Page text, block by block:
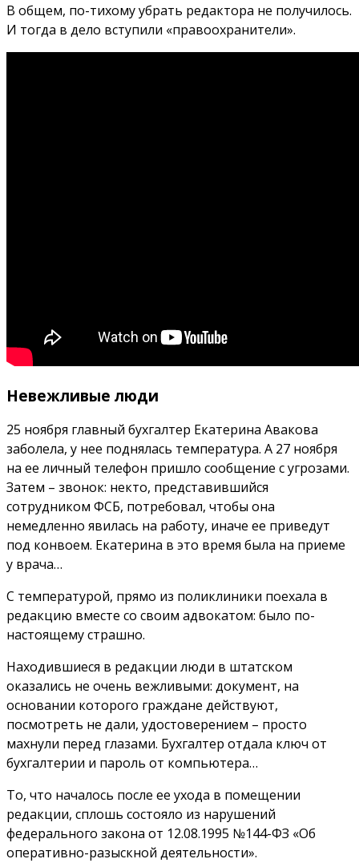
В общем, по-тихому убрать редактора не получилось.
И тогда в дело вступили «правоохранители».
Невежливые люди
25 ноября главный бухгалтер Екатерина Авакова
заболела, у нее поднялась температура. А 27 ноября
на ее личный телефон пришло сообщение с угрозами.
Затем – звонок: некто, представившийся
сотрудником ФСБ, потребовал, чтобы она
немедленно явилась на работу, иначе ее приведут
под конвоем. Екатерина в это время была на приеме
у врача…
С температурой, прямо из поликлиники поехала в
редакцию вместе со своим адвокатом: было по-
настоящему страшно.
Находившиеся в редакции люди в штатском
оказались не очень вежливыми: документ, на
основании которого граждане действуют,
посмотреть не дали, удостоверением – просто
махнули перед глазами. Бухгалтер отдала ключ от
бухгалтерии и пароль от компьютера…
То, что началось после ее ухода в помещении
редакции, сплошь состояло из нарушений
федерального закона от 12.08.1995 №144-ФЗ «Об
оперативно-разыскной деятельности».